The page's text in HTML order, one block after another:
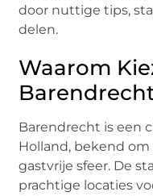
door nuttige tips,
delen.
Waarom
Barendrecht is een
Holland, bekend
gastvrije sfeer. De
prachtige locaties